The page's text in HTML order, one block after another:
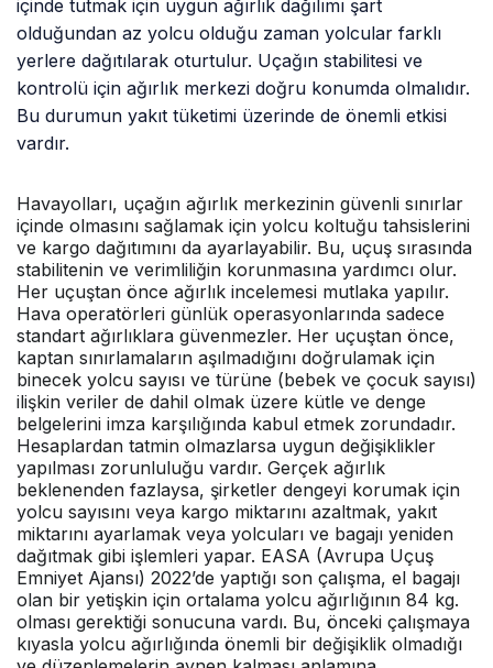
içinde tutmak için uygun ağırlık dağılımı şart
olduğundan az yolcu olduğu zaman yolcular farklı
yerlere dağıtılarak oturtulur. Uçağın stabilitesi ve
kontrolü için ağırlık merkezi doğru konumda olmalıdır.
Bu durumun yakıt tüketimi üzerinde de önemli etkisi
vardır.
Havayolları, uçağın ağırlık merkezinin güvenli sınırlar
içinde olmasını sağlamak için yolcu koltuğu tahsislerini
ve kargo dağıtımını da ayarlayabilir. Bu, uçuş sırasında
stabilitenin ve verimliliğin korunmasına yardımcı olur.
Her uçuştan önce ağırlık incelemesi mutlaka yapılır.
Hava operatörleri günlük operasyonlarında sadece
standart ağırlıklara güvenmezler. Her uçuştan önce,
kaptan sınırlamaların aşılmadığını doğrulamak için
binecek yolcu sayısı ve türüne (bebek ve çocuk sayısı)
ilişkin veriler de dahil olmak üzere kütle ve denge
belgelerini imza karşılığında kabul etmek zorundadır.
Hesaplardan tatmin olmazlarsa uygun değişiklikler
yapılması zorunluluğu vardır. Gerçek ağırlık
beklenenden fazlaysa, şirketler dengeyi korumak için
yolcu sayısını veya kargo miktarını azaltmak, yakıt
miktarını ayarlamak veya yolcuları ve bagajı yeniden
dağıtmak gibi işlemleri yapar. EASA (Avrupa Uçuş
Emniyet Ajansı) 2022’de yaptığı son çalışma, el bagajı
olan bir yetişkin için ortalama yolcu ağırlığının 84 kg.
olması gerektiği sonucuna vardı. Bu, önceki çalışmaya
kıyasla yolcu ağırlığında önemli bir değişiklik olmadığı